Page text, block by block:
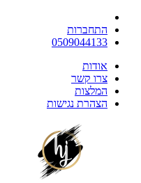
התחברות
0509044133
אודות
צרו קשר
המלצות
הצהרת נגישות